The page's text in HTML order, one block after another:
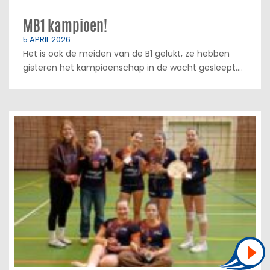
MB1 kampioen!
5 APRIL 2026
Het is ook de meiden van de B1 gelukt, ze hebben
gisteren het kampioenschap in de wacht gesleept....